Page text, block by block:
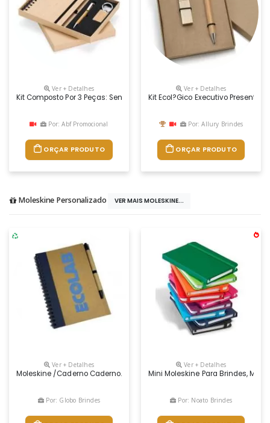
Ver + Detalhes
Kit Composto Por 3 Peças: Sendo Uma Caderneta De Bambu Com
Por: Abf Promocional
ORÇAR PRODUTO
Ver + Detalhes
Kit Ecol?gico Executivo Presente
Por: Allury Brindes
ORÇAR PRODUTO
Moleskine Personalizado VER MAIS MOLESKINE...
Ver + Detalhes
Moleskine /caderno Caderno. Papel Kraft. Capa Dura. Com 60 Folhas
Por: Globo Brindes
Ver + Detalhes
Mini Moleskine Para Brindes,
Por: Noato Brindes